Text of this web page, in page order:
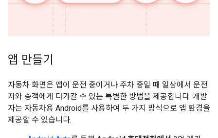
앱 만들기
자동차 화면은 앱이 운전 중이거나 주차 중일 때 일상에서 운전
자와 승객에게 다가갈 수 있는 특별한 방법을 제공합니다. 개발
자는 자동차용 Android를 사용하여 두 가지 방식으로 앱 환경을
제공할 수 있습니다.